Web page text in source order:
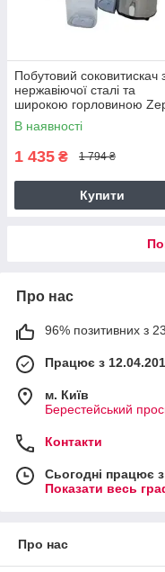
Побутовий соковитискач
нержавіючої сталі та
широкою горловиною
ZP-099 3000W
В наявності
1 435 ₴ 1 794 ₴
Купити
Про нас
96% позитивних з
Працює з
м. Київ
Берестейський
Контакти
Сьогодні працює
Показати весь
Про нас